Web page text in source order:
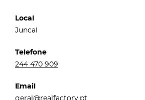
Local
Juncal
Telefone
244 470 909
Email
geral@realfactory.pt